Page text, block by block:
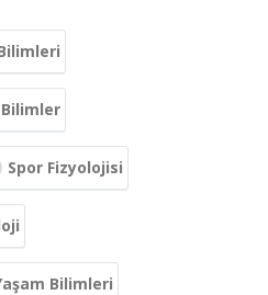
Spor Fizyolojisi
Bilimleri